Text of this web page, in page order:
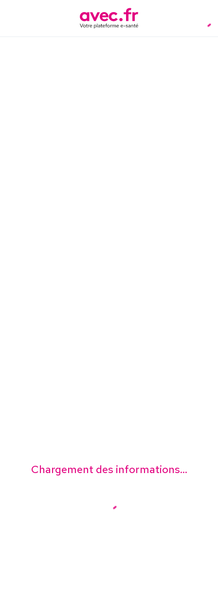
Chargement des informations...